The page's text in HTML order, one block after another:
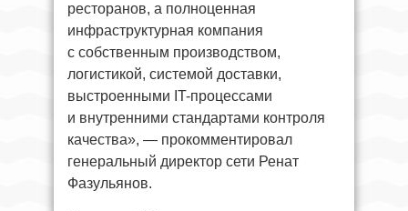
ресторанов, а полноценная
инфраструктурная компания
с собственным производством,
логистикой, системой доставки,
выстроенными IT-процессами
и внутренними стандартами контроля
качества», — прокомментировал
генеральный директор сети Ренат
Фазульянов.